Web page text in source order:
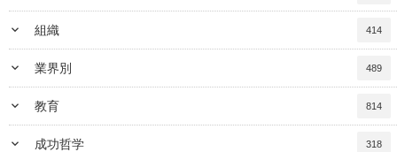
keyboard_arrow_down 組織 414
keyboard_arrow_down 業界別 489
keyboard_arrow_down 教育 814
keyboard_arrow_down 成功哲学 318